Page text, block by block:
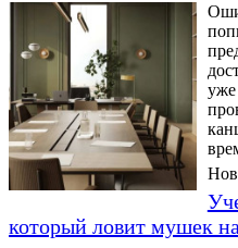
уже
который ловит мушек